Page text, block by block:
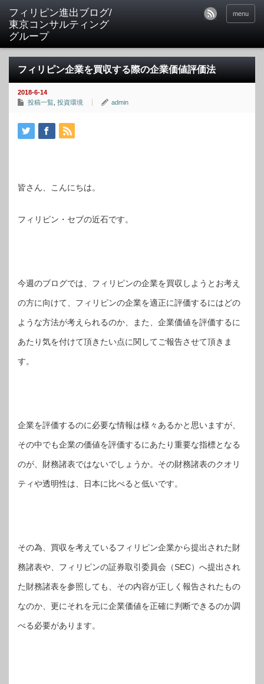
フィリピン進出ブログ/
東京コンサルティング
グループ
menu
フィリピン企業を買収する際の企業価値評価法
2018-6-14
投稿一覧 投資環境 admin
皆さん、こんにちは。
フィリピン・セブの近石です。
今週のブログでは、フィリピンの企業を買収しようとお考え
の方に向けて、フィリピンの企業を適正に評価するにはどの
ような方法が考えられるのか、また、企業価値を評価するに
あたり気を付けて頂きたい点に関してご報告させて頂きま
す。
企業を評価するのに必要な情報は様々あるかと思いますが、
その中でも企業の価値を評価するにあたり重要な指標となる
のが、財務諸表ではないでしょうか。その財務諸表のクオリ
ティや透明性は、日本に比べると低いです。
その為、買収を考えているフィリピン企業から提出された財
務諸表や、フィリピンの証券取引委員会（SEC）へ提出され
た財務諸表を参照しても、その内容が正しく報告されたもの
なのか、更にそれを元に企業価値を正確に判断できるのか調
べる必要があります。